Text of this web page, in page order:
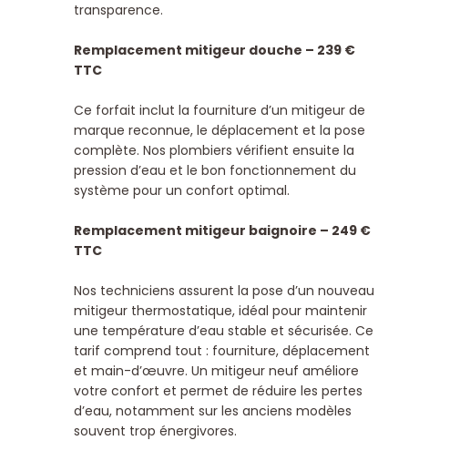
transparence.
Remplacement mitigeur douche – 239 €
TTC
Ce forfait inclut la fourniture d’un mitigeur de
marque reconnue, le déplacement et la pose
complète. Nos plombiers vérifient ensuite la
pression d’eau et le bon fonctionnement du
système pour un confort optimal.
Remplacement mitigeur baignoire – 249 €
TTC
Nos techniciens assurent la pose d’un nouveau
mitigeur thermostatique, idéal pour maintenir
une température d’eau stable et sécurisée. Ce
tarif comprend tout : fourniture, déplacement
et main-d’œuvre. Un mitigeur neuf améliore
votre confort et permet de réduire les pertes
d’eau, notamment sur les anciens modèles
souvent trop énergivores.